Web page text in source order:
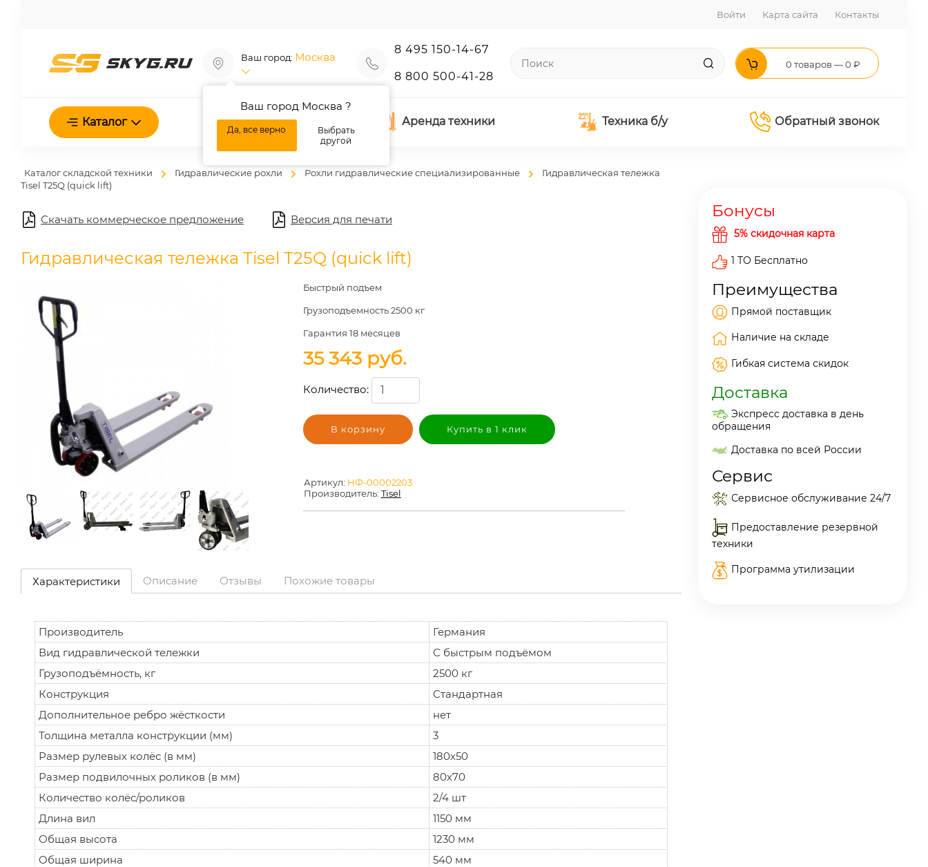
Войти Карта сайта Контакты
Ваш город: Москва
Ваш город Москва ?
Да, все верно
Выбрать
другой
8 495 150-14-67
8 800 500-41-28
0 товаров — 0 ₽
Каталог О нас Аренда техники Техника б/у Обратный звонок
Каталог складской техники Гидравлические рохли Рохли гидравлические специализированные
Гидравлическая тележка
Tisel T25Q (quick lift)
Скачать коммерческое предложение Версия для печати
Гидравлическая тележка Tisel T25Q (quick lift)
Быстрый подъем
Грузоподъемность 2500 кг
Гарантия 18 месяцев
35 343руб.
Количество:
В корзину Купить в 1 клик
Артикул: НФ-00002203
Производитель: Tisel
Характеристики Описание Отзывы Похожие товары
Производитель
Германия
Вид гидравлической тележки
С быстрым подъёмом
Грузоподъёмность, кг
2500 кг
Конструкция
Стандартная
Дополнительное ребро жёсткости
нет
Толщина металла конструкции (мм)
3
Размер рулевых колёс (в мм)
180х50
Размер подвилочных роликов (в мм)
80х70
Количество колёс/роликов
2/4 шт
Длина вил
1150 мм
Общая высота
1230 мм
Общая ширина
540 мм
Бонусы
5% скидочная карта
1 ТО Бесплатно
Преимущества
Прямой поставщик
Наличие на складе
Гибкая система скидок
Доставка
Экспресс доставка в день
обращения
Доставка по всей России
Сервис
Сервисное обслуживание 24/7
Предоставление резервной
техники
Программа утилизации